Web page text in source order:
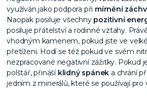
využíván jako podpora při mírnění
Naopak posiluje všechny pozitivní
posiluje přátelství a rodinné vztahy.
vhodným kamenem, pokud jste ve
přetíženi. Hodí se též pokud ve svém
nezpracované negativní zážitky. Pokud
polštář, přináší klidný spánek a chrání
jedním z minerálů, které se používají pro